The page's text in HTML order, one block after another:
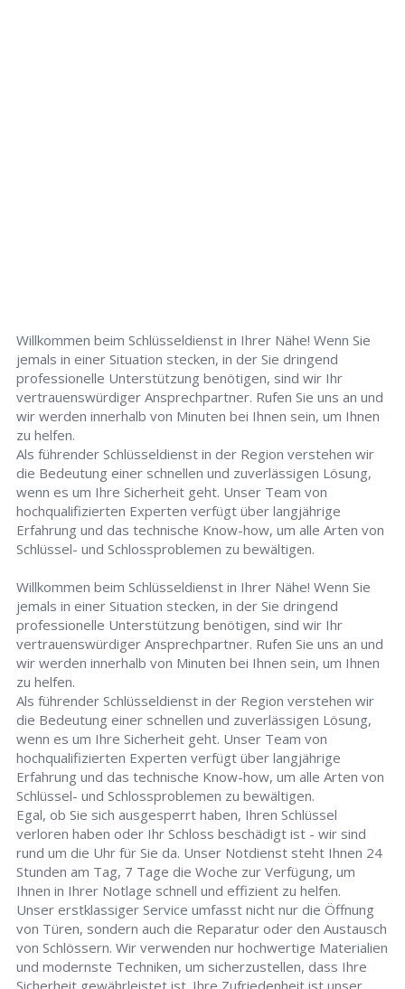
Willkommen beim Schlüsseldienst in Ihrer Nähe! Wenn Sie
jemals in einer Situation stecken, in der Sie dringend
professionelle Unterstützung benötigen, sind wir Ihr
vertrauenswürdiger Ansprechpartner. Rufen Sie uns an und
wir werden innerhalb von Minuten bei Ihnen sein, um Ihnen
zu helfen.
Als führender Schlüsseldienst in der Region verstehen wir
die Bedeutung einer schnellen und zuverlässigen Lösung,
wenn es um Ihre Sicherheit geht. Unser Team von
hochqualifizierten Experten verfügt über langjährige
Erfahrung und das technische Know-how, um alle Arten von
Schlüssel- und Schlossproblemen zu bewältigen.
Willkommen beim Schlüsseldienst in Ihrer Nähe! Wenn Sie
jemals in einer Situation stecken, in der Sie dringend
professionelle Unterstützung benötigen, sind wir Ihr
vertrauenswürdiger Ansprechpartner. Rufen Sie uns an und
wir werden innerhalb von Minuten bei Ihnen sein, um Ihnen
zu helfen.
Als führender Schlüsseldienst in der Region verstehen wir
die Bedeutung einer schnellen und zuverlässigen Lösung,
wenn es um Ihre Sicherheit geht. Unser Team von
hochqualifizierten Experten verfügt über langjährige
Erfahrung und das technische Know-how, um alle Arten von
Schlüssel- und Schlossproblemen zu bewältigen.
Egal, ob Sie sich ausgesperrt haben, Ihren Schlüssel
verloren haben oder Ihr Schloss beschädigt ist - wir sind
rund um die Uhr für Sie da. Unser Notdienst steht Ihnen 24
Stunden am Tag, 7 Tage die Woche zur Verfügung, um
Ihnen in Ihrer Notlage schnell und effizient zu helfen.
Unser erstklassiger Service umfasst nicht nur die Öffnung
von Türen, sondern auch die Reparatur oder den Austausch
von Schlössern. Wir verwenden nur hochwertige Materialien
und modernste Techniken, um sicherzustellen, dass Ihre
Sicherheit gewährleistet ist. Ihre Zufriedenheit ist unser